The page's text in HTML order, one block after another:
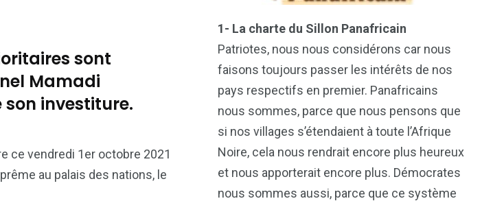
sont
Mamadi
investiture.
ce vendredi 1er octobre 2021
au palais des nations, le
1- La charte du Sillon Panafricain
Patriotes, nous nous considérons car nous
faisons toujours passer les intérêts de nos
pays respectifs en premier. Panafricains
nous sommes, parce que nous pensons que
si nos villages s’étendaient à toute l’Afrique
Noire, cela nous rendrait encore plus heureux
et nous apporterait encore plus. Démocrates
nous sommes aussi, parce que ce système